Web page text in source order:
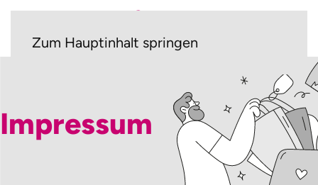
Zum Hauptinhalt springen
Impressum